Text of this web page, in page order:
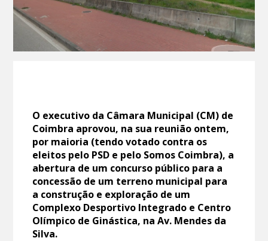
O executivo da Câmara Municipal (CM) de
Coimbra aprovou, na sua reunião ontem,
por maioria (tendo votado contra os
eleitos pelo PSD e pelo Somos Coimbra), a
abertura de um concurso público para a
concessão de um terreno municipal para
a construção e exploração de um
Complexo Desportivo Integrado e Centro
Olímpico de Ginástica, na Av. Mendes da
Silva.